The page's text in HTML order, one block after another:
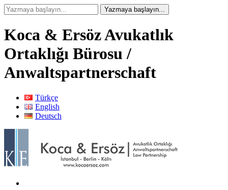
Koca & Ersöz Avukatlık
Ortaklığı Bürosu /
Anwaltspartnerschaft
Türkçe
English
Deutsch